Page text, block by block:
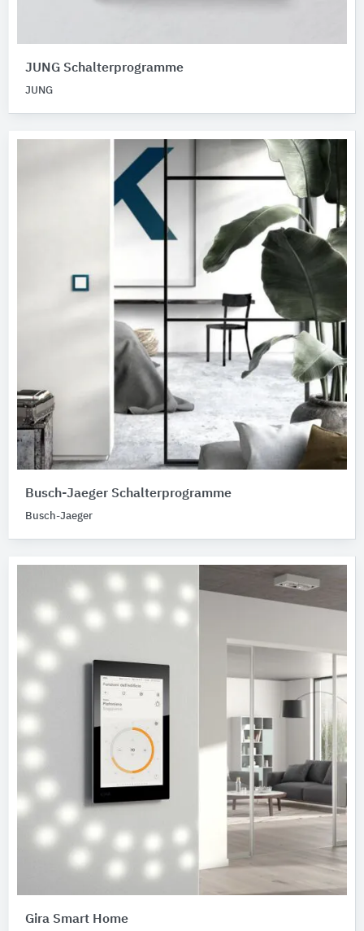
JUNG Schalterprogramme
JUNG
Busch-Jaeger Schalterprogramme
Busch-Jaeger
Gira Smart Home